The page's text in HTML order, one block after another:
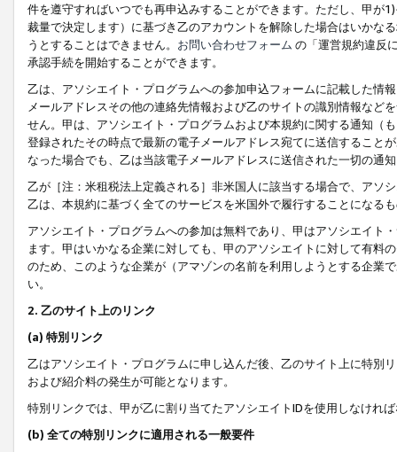
件を遵守すればいつでも再申込みすることができます。ただし、甲が
裁量で決定します）に基づき乙のアカウントを解除した場合はいかな
うとすることはできません。 お問い合わせフォーム の「運営規約違反
承認手続を開始することができます。
乙は、アソシエイト・プログラムへの参加申込フォームに記載した情
メールアドレスその他の連絡先情報および乙のサイトの識別情報など
せん。甲は、アソシエイト・プログラムおよび本規約に関する通知（
登録されたその時点で最新の電子メールアドレス宛てに送信すること
なった場合でも、乙は当該電子メールアドレスに送信された一切の通
乙が［注：米租税法上定義される］非米国人に該当する場合で、アソ
乙は、本規約に基づく全てのサービスを米国外で履行することになる
アソシエイト・プログラムへの参加は無料であり、甲はアソシエイト
ます。甲はいかなる企業に対しても、甲のアソシエイトに対して有料
のため、このような企業が（アマゾンの名前を利用しようとする企業
い。
2. 乙のサイト上のリンク
(a) 特別リンク
乙はアソシエイト・プログラムに申し込んだ後、乙のサイト上に特別
および紹介料の発生が可能となります。
特別リンクでは、甲が乙に割り当てたアソシエイトIDを使用しなけれ
(b) 全ての特別リンクに適用される一般要件